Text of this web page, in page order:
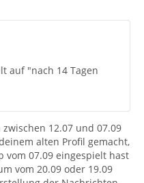
auf "nach 14 Tagen
12.07 und 07.09
alten Profil gemacht,
vom 07.09 eingespielt hast
vom 20.09 oder 19.09